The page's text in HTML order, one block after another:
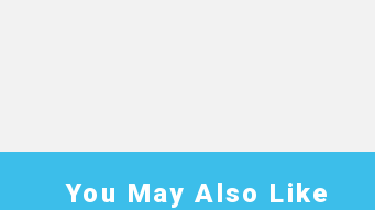
You May Also Like